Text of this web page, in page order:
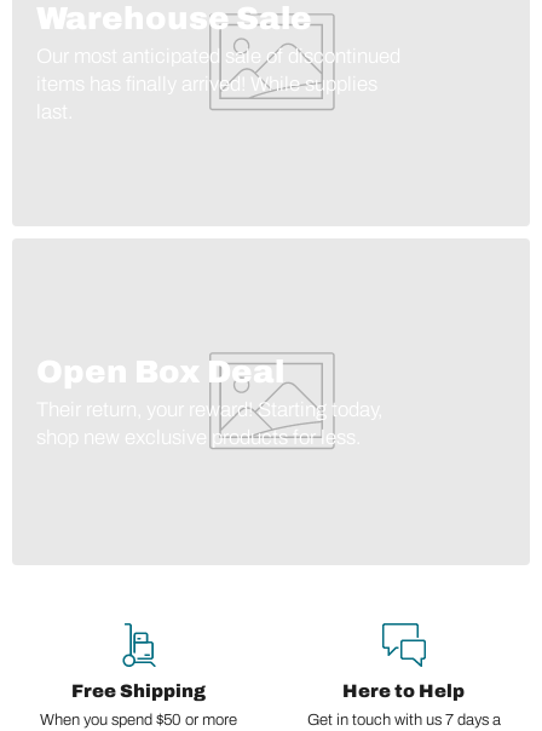
Warehouse Sale
Our most anticipated sale of discontinued
items has finally arrived! While supplies
Open Box Deal
Their return, your reward! Starting today,
shop new exclusive products for less.
Free Shipping
When you spend $50 or more
Here to Help
Get in touch with us 7 days a